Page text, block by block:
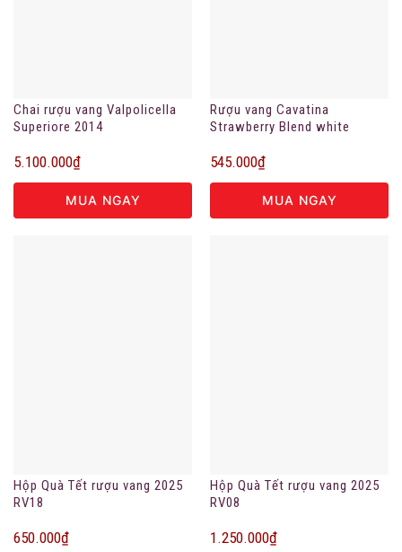
Chai rượu vang Valpolicella
Superiore 2014
5.100.000₫
MUA NGAY
Rượu vang Cavatina
Strawberry Blend white
545.000₫
MUA NGAY
Hộp Quà Tết rượu vang 2025
RV18
650.000₫
Hộp Quà Tết rượu vang 2025
RV08
1.250.000₫